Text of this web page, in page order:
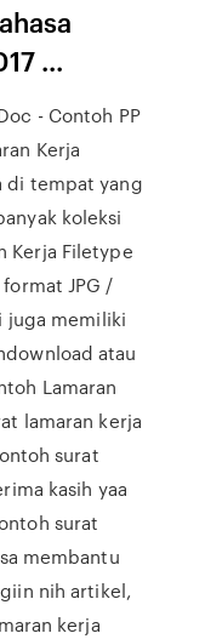
...
- Contoh PP
Kerja
di tempat yang
koleksi
Kerja Filetype
JPG /
juga memiliki
atau
Lamaran
lamaran kerja
surat
kasih yaa
surat
membantu
nih artikel,
kerja